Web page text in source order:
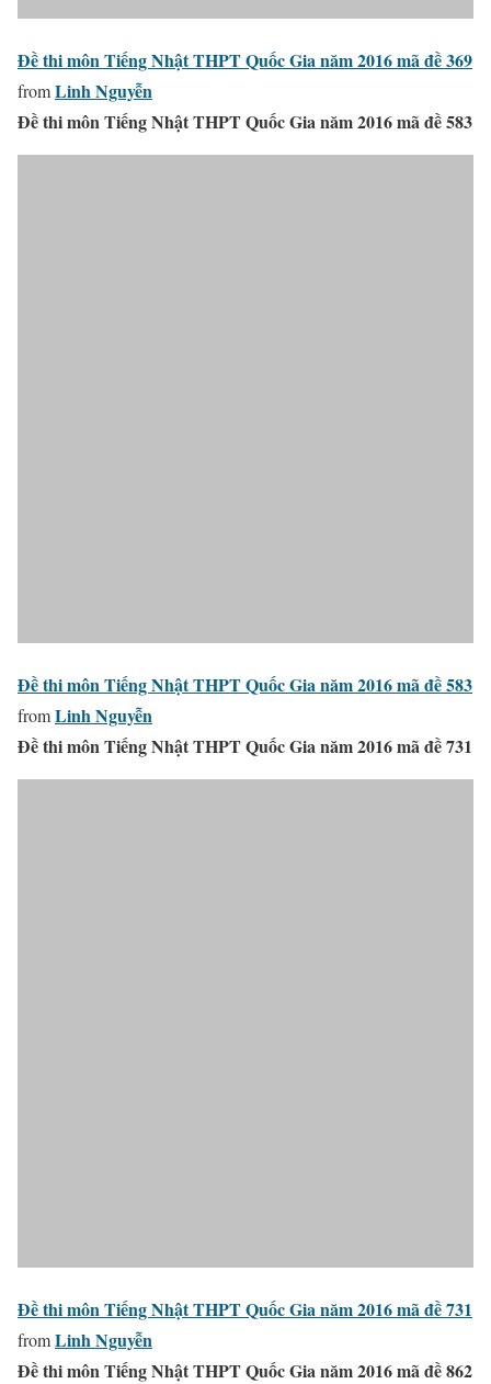
Đề thi môn Tiếng Nhật THPT Quốc Gia năm 2016 mã đề 369
fromLinh Nguyễn
Đề thi môn Tiếng Nhật THPT Quốc Gia năm 2016 mã đề 583
Đề thi môn Tiếng Nhật THPT Quốc Gia năm 2016 mã đề 583
fromLinh Nguyễn
Đề thi môn Tiếng Nhật THPT Quốc Gia năm 2016 mã đề 731
Đề thi môn Tiếng Nhật THPT Quốc Gia năm 2016 mã đề 731
fromLinh Nguyễn
Đề thi môn Tiếng Nhật THPT Quốc Gia năm 2016 mã đề 862